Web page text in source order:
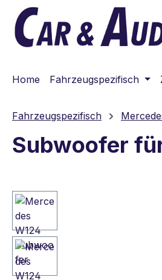
Hauptinhalt springen
Zur Suche springen
Zur Hauptnavigation springen
Home Fahrzeugspezifisch
Fahrzeugspezifisch
Subwoofer
Bildergalerie überspringen